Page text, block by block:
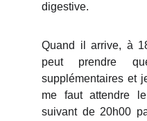
digestive.
Quand il arrive, à
peut prendre
supplémentaires et
me faut attendre
suivant de 20h00